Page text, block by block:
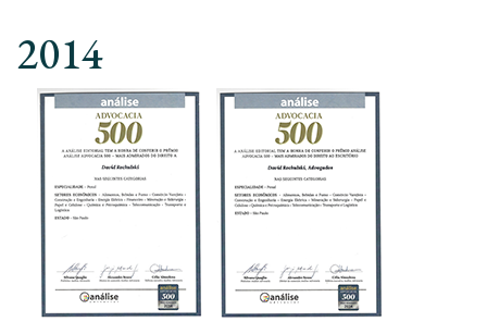
2014